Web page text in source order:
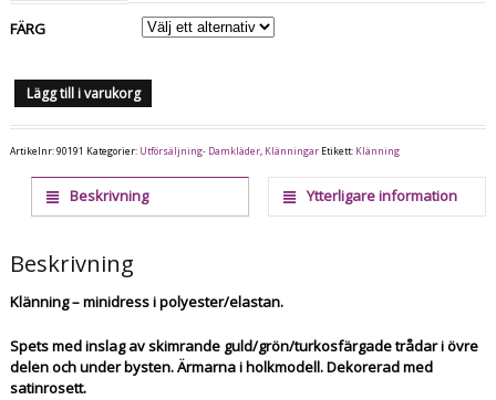
FÄRG
Lägg till i varukorg
Artikelnr:90191 Kategorier: Utförsäljning- Damkläder, Klänningar Etikett: Klänning
Beskrivning Ytterligare information
Beskrivning
Klänning – minidress i polyester/elastan.
Spets med inslag av skimrande guld/grön/turkosfärgade trådar i övre
delen och under bysten. Ärmarna i holkmodell. Dekorerad med
satinrosett.